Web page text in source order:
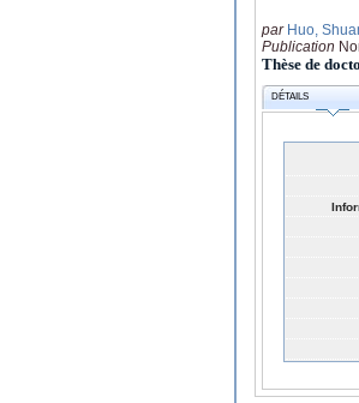
par Huo,
Publication
Thèse de
DÉTAILS